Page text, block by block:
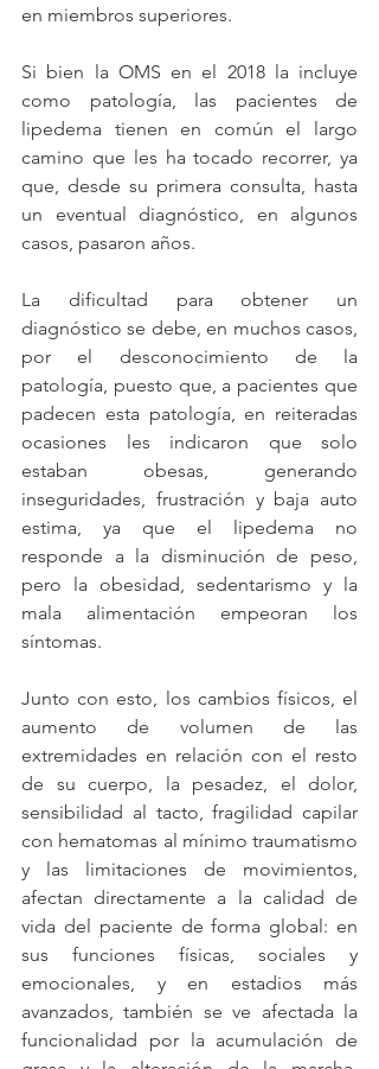
en miembros superiores.
Si bien la OMS en el 2018 la incluye
como patología, las pacientes de
lipedema tienen en común el largo
camino que les ha tocado recorrer, ya
que, desde su primera consulta, hasta
un eventual diagnóstico, en algunos
casos, pasaron años.
La dificultad para obtener un
diagnóstico se debe, en muchos casos,
por el desconocimiento de la
patología, puesto que, a pacientes que
padecen esta patología, en reiteradas
ocasiones les indicaron que solo
estaban obesas, generando
inseguridades, frustración y baja auto
estima, ya que el lipedema no
responde a la disminución de peso,
pero la obesidad, sedentarismo y la
mala alimentación empeoran los
síntomas.
Junto con esto, los cambios físicos, el
aumento de volumen de las
extremidades en relación con el resto
de su cuerpo, la pesadez, el dolor,
sensibilidad al tacto, fragilidad capilar
con hematomas al mínimo traumatismo
y las limitaciones de movimientos,
afectan directamente a la calidad de
vida del paciente de forma global: en
sus funciones físicas, sociales y
emocionales, y en estadios más
avanzados, también se ve afectada la
funcionalidad por la acumulación de